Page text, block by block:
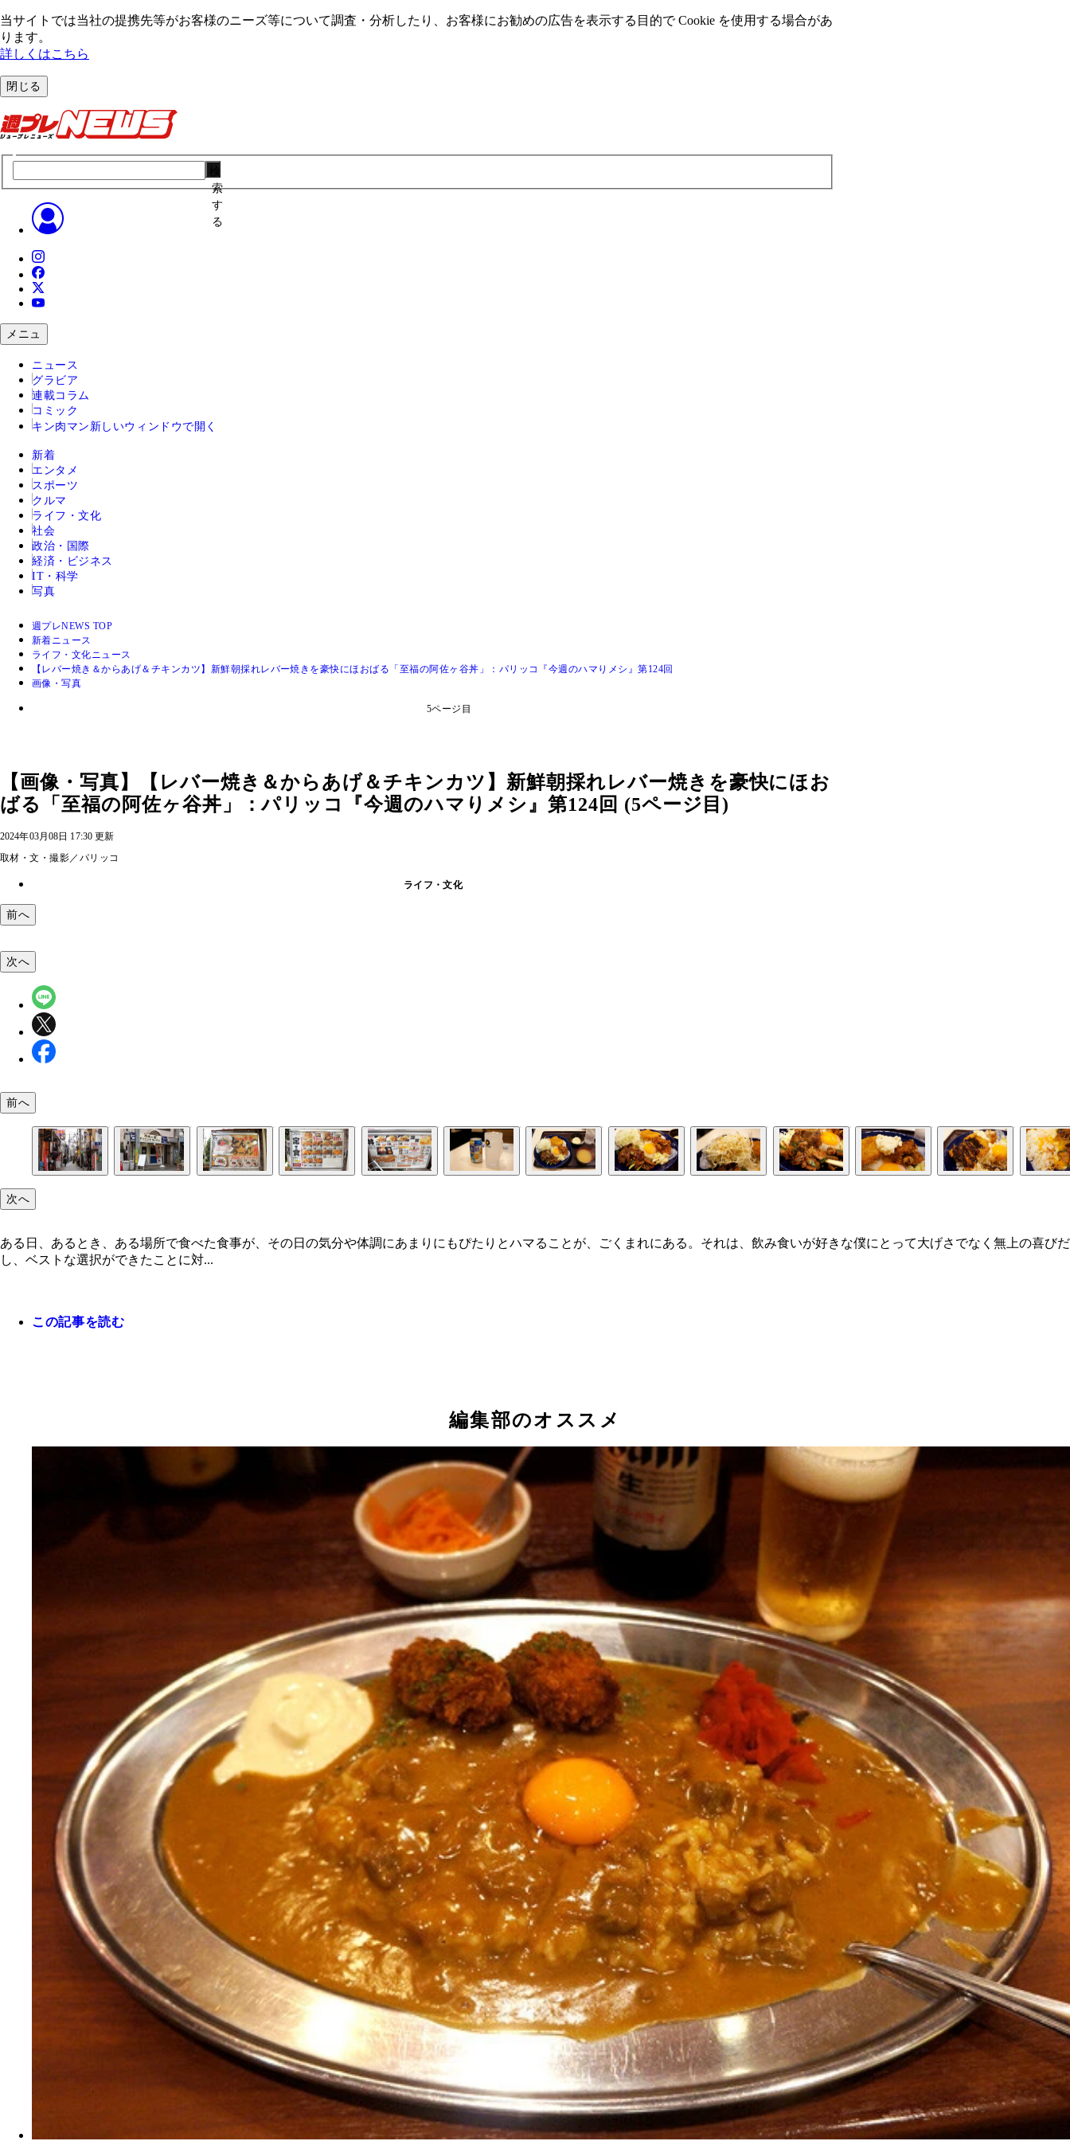
当サイトでは当社の提携先等がお客様のニーズ等について調査・分析したり、お客様にお勧めの広告を表⽰する⽬的で Cookie を使⽤する場合があ
ります。
詳しくはこちら
閉じる
索
す
る
メニュ
ニュース
グラビア
連載コラム
コミック
キン肉マン 新しいウィンドウで開く
新着
エンタメ
スポーツ
クルマ
ライフ・文化
社会
政治・国際
経済・ビジネス
IT・科学
写真
週プレNEWS TOP
新着ニュース
ライフ・文化ニュース
【レバー焼き＆からあげ＆チキンカツ】新鮮朝採れレバー焼きを豪快にほおばる「至福の阿佐ヶ谷丼」：パリッコ『今週のハマりメシ』第124回
画像・写真
5ページ目
【画像・写真】【レバー焼き＆からあげ＆チキンカツ】新鮮朝採れレバー焼きを豪快にほお
ばる「至福の阿佐ヶ谷丼」：パリッコ『今週のハマりメシ』第124回 (5ページ目)
2024年03月08日 17:30 更新
取材・文・撮影／パリッコ
ライフ・文化
前へ
「阿佐ヶ谷スターロード商店会」
「阿佐ヶ谷ダイニングキッチン」
チューハイで始めよう
「至福の阿佐ヶ谷丼 レバー焼き」
たっぷりのキャベツも嬉しい
タルタルソースの嬉しさ
チキンカツは当然ソースでも
次へ
前へ
次へ
ある日、あるとき、ある場所で食べた食事が、その日の気分や体調にあまりにもぴたりとハマることが、ごくまれにある。それは、飲み食いが好きな僕にとって大げさでなく無上の喜びだ
し、ベストな選択ができたことに対...
この記事を読む
編集部のオススメ